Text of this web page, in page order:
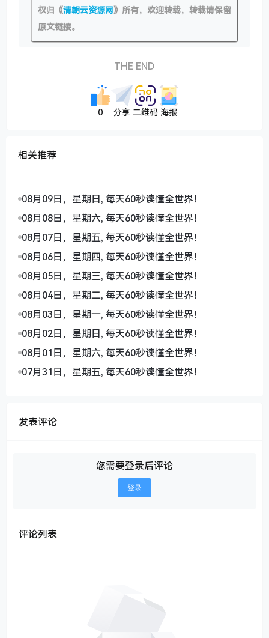
权归《清朝云资源网》所有，欢迎转载，转载请保留
原文链接。
THE END
0 分享 二维码 海报
相关推荐
08月09日，星期日, 每天60秒读懂全世界！
08月08日，星期六, 每天60秒读懂全世界！
08月07日，星期五, 每天60秒读懂全世界！
08月06日，星期四, 每天60秒读懂全世界！
08月05日，星期三, 每天60秒读懂全世界！
08月04日，星期二, 每天60秒读懂全世界！
08月03日，星期一, 每天60秒读懂全世界！
08月02日，星期日, 每天60秒读懂全世界！
08月01日，星期六, 每天60秒读懂全世界！
07月31日，星期五, 每天60秒读懂全世界！
发表评论
您需要登录后评论
登录
评论列表